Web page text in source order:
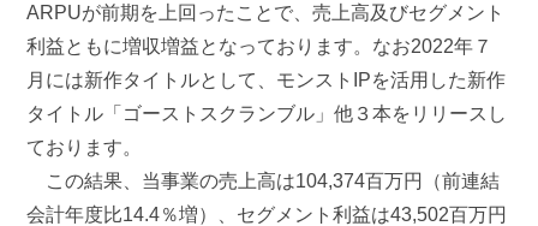
ARPUが前期を上回ったことで、売上高及びセグメント
利益ともに増収増益となっております。なお2022年７
月には新作タイトルとして、モンストIPを活用した新作
タイトル「ゴーストスクランブル」他３本をリリースし
ております。
この結果、当事業の売上高は104,374百万円（前連結
会計年度比14.4％増）、セグメント利益は43,502百万円